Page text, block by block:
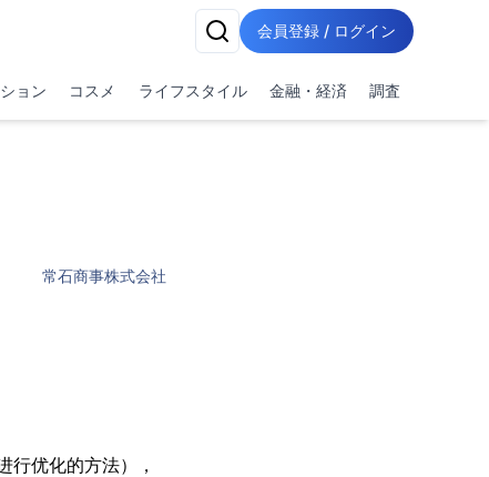
会員登録 / ログイン
ョン コスメ ライフスタイル 金融・経済 調査
常石商事株式会社
行优化的方法），